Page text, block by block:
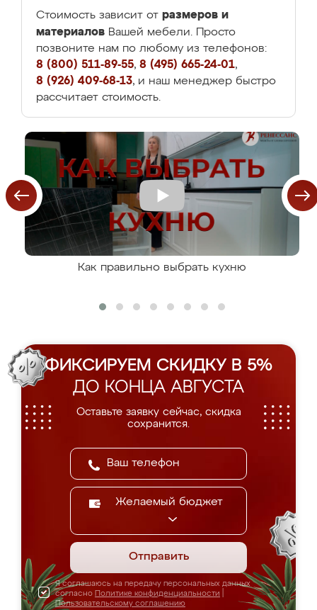
Стоимость зависит от размеров и
материалов Вашей мебели. Просто
позвоните нам по любому из телефонов:
8 (800) 511-89-55, 8 (495) 665-24-01,
8 (926) 409-68-13, и наш менеджер быстро
рассчитает стоимость.
Как правильно выбрать кухню
ФИКСИРУЕМ СКИДКУ В 5%
ДО КОНЦА АВГУСТА
Оставьте заявку сейчас, скидка
сохранится.
Желаемый бюджет
Отправить
Я соглашаюсь на передачу персональных данных
согласно Политике конфиденциальности
Пользовательскому соглашению